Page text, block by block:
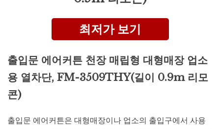
최저가 보기
출입문 에어커튼 천장 매립형 대형매장 업소
용 열차단, FM-3509THY(길이 0.9m 리모
콘)
출입문 에어커튼은 대형매장이나 업소의 출입구에서 사용